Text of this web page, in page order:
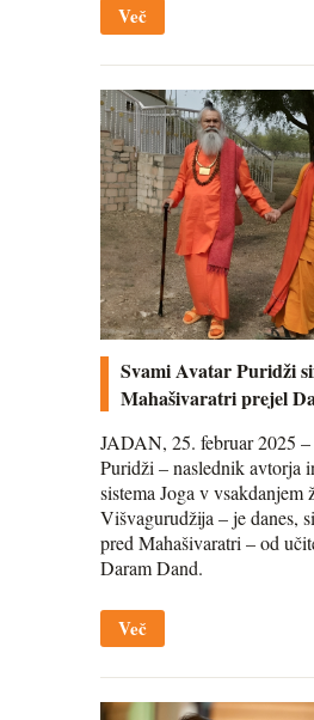
Več
Svami Avatar Puridži
Mahašivaratri prejel
JADAN, 25. februar 2025
Puridži – naslednik avtorja
sistema Joga v vsakdanjem
Višvagurudžija – je danes,
pred Mahašivaratri – od
Daram Dand.
Več